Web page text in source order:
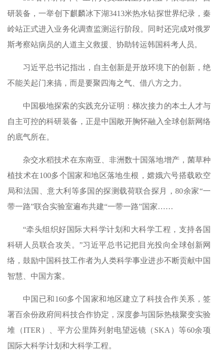
研装备，一举创下麒麟冰下湖3413米热水钻探世界纪录，秦
岭站正式进入业务化调查监测运行阶段。同时还完成对俄罗
斯考察站病员的人道主义救援、协助转运韩国科考人员。
习近平总书记指出，自主创新是开放环境下的创新，绝
不能关起门来搞，而是要聚四海之气、借八方之力。
中国极地探索的实践充分证明：梯次接力的本土人才与
自主可控的科研装备，正是中国敞开胸怀融入全球创新网络
的底气所在。
杂交水稻技术在东南亚、非洲数十国落地增产，菌草种
植技术在100多个国家和地区落地生根，嫦娥六号搭载欧空
局和法国、意大利等多国的探测载荷联合探月，80余家“一
带一路”联合实验室遍布共建“一带一路”国家……
“牵头组织好国际大科学计划和大科学工程，支持各国
科研人员联合攻关。”习近平总书记把目光投向全球创新网
络，鼓励中国科技工作者为人类科学事业进步不断贡献中国
智慧、中国方案。
中国已和160多个国家和地区建立了科技合作关系，签
署百余份政府间科技合作协定，深度参与国际热核聚变实验
堆（ITER）、平方公里阵列射电望远镜（SKA）等60余项
国际大科学计划和大科学工程。